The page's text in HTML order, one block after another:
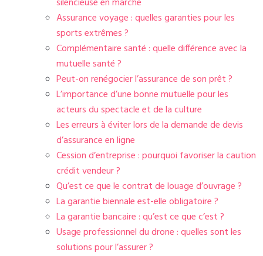
Assurance voyage : quelles garanties pour les
sports extrêmes ?
Complémentaire santé : quelle différence avec la
mutuelle santé ?
Peut-on renégocier l’assurance de son prêt ?
L’importance d’une bonne mutuelle pour les
acteurs du spectacle et de la culture
Les erreurs à éviter lors de la demande de devis
d’assurance en ligne
Cession d’entreprise : pourquoi favoriser la caution
crédit vendeur ?
Qu’est ce que le contrat de louage d’ouvrage ?
La garantie biennale est-elle obligatoire ?
La garantie bancaire : qu’est ce que c’est ?
Usage professionnel du drone : quelles sont les
solutions pour l’assurer ?